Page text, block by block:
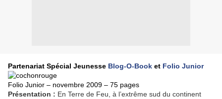
Partenariat Spécial Jeunesse Blog-O-Book et Folio Junior
Folio Junior – novembre 2009 – 75 pages
Présentation : En Terre de Feu, à l’extrême sud du continent